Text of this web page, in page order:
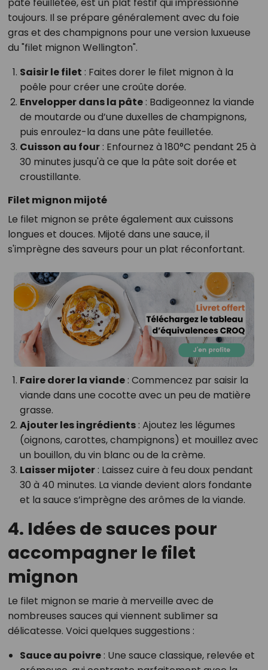
pâte feuilletée, est un plat festif qui impressionne
toujours. Il se prépare généralement avec du foie
gras et des champignons pour une version luxueuse
du "filet mignon Wellington".
Saisir le filet : Faites dorer le filet mignon à la
poêle pour créer une croûte dorée.
Envelopper dans la pâte: Badigeonnez la viande
de moutarde ou d’une duxelles de champignons,
puis enroulez-la dans une pâte feuilletée.
Cuisson au four: Enfournez à 180°C pendant 25 à
30 minutes jusqu'à ce que la pâte soit dorée et
croustillante.
Filet mignon mijoté
Le filet mignon se prête également aux cuissons
longues et douces. Mijoté dans une sauce, il
s'imprègne des saveurs pour un plat réconfortant.
Faire dorer la viande: Commencez par saisir la
viande dans une cocotte avec un peu de matière
grasse.
Ajouter les ingrédients: Ajoutez les légumes
(oignons, carottes, champignons) et mouillez avec
un bouillon, du vin blanc ou de la crème.
Laisser mijoter: Laissez cuire à feu doux pendant
30 à 40 minutes. La viande devient alors fondante
et la sauce s’imprègne des arômes de la viande.
4. Idées de sauces pour
accompagner le filet
mignon
Le filet mignon se marie à merveille avec de
nombreuses sauces qui viennent sublimer sa
délicatesse. Voici quelques suggestions :
Sauce au poivre: Une sauce classique, relevée et